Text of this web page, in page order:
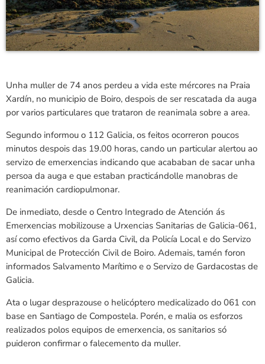
Unha muller de 74 anos perdeu a vida este mércores na Praia
Xardín, no municipio de Boiro, despois de ser rescatada da auga
por varios particulares que trataron de reanimala sobre a area.
Segundo informou o 112 Galicia, os feitos ocorreron poucos
minutos despois das 19.00 horas, cando un particular alertou ao
servizo de emerxencias indicando que acababan de sacar unha
persoa da auga e que estaban practicándolle manobras de
reanimación cardiopulmonar.
De inmediato, desde o Centro Integrado de Atención ás
Emerxencias mobilizouse a Urxencias Sanitarias de Galicia-061,
así como efectivos da Garda Civil, da Policía Local e do Servizo
Municipal de Protección Civil de Boiro. Ademais, tamén foron
informados Salvamento Marítimo e o Servizo de Gardacostas de
Galicia.
Ata o lugar desprazouse o helicóptero medicalizado do 061 con
base en Santiago de Compostela. Porén, e malia os esforzos
realizados polos equipos de emerxencia, os sanitarios só
puideron confirmar o falecemento da muller.